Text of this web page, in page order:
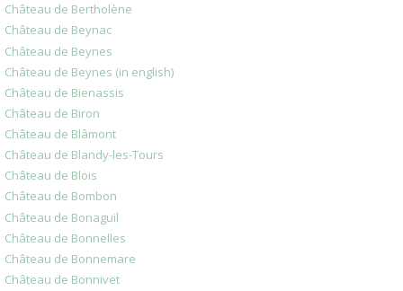
Château de Bertholène
Château de Beynac
Château de Beynes
Château de Beynes (in english)
Château de Bienassis
Château de Biron
Château de Blâmont
Château de Blandy-les-Tours
Château de Blois
Château de Bombon
Château de Bonaguil
Château de Bonnelles
Château de Bonnemare
Château de Bonnivet